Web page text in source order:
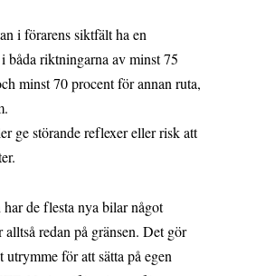
i förarens siktfält ha en
båda riktningarna av minst 75
minst 70 procent för annan ruta,
ge störande reflexer eller risk att
de flesta nya bilar något
redan på gränsen. Det gör
utrymme för att sätta på egen